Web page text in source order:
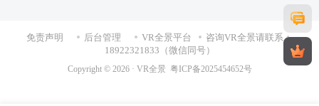
免责声明 后台管理 VR全景平台
咨询VR全景请联系：
18922321833（微信同号）
Copyright © 2026 · VR全景 粤ICP备2025454652号